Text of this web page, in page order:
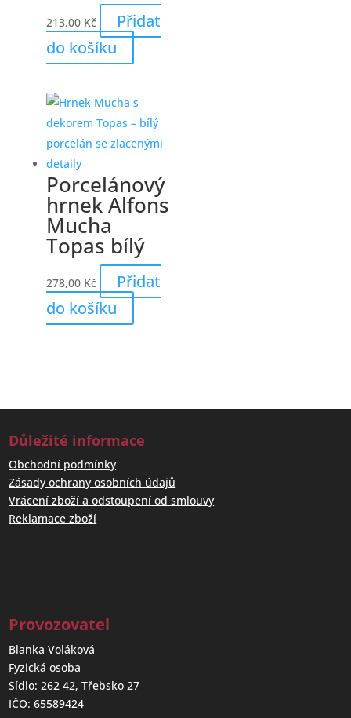
213,00 Kč
Přidat
do košíku
Porcelánový
hrnek Alfons
Mucha
Topas bílý
278,00 Kč
Přidat
do košíku
Důležité informace
Obchodní podmínky
Zásady ochrany osobních údajů
Vrácení zboží a odstoupení od smlouvy
Reklamace zboží
Provozovatel
Blanka Voláková
Fyzická osoba
Sídlo: 262 42, Třebsko 27
IČO: 65589424